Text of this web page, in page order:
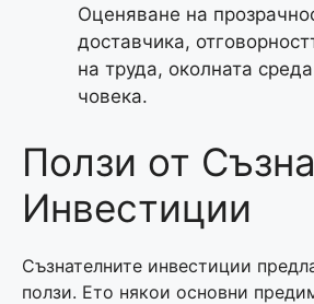
Оценяване на
доставчика,
на труда, околната
човека.
Ползи от
Инвестиции
Съзнателните инвестиции
ползи. Ето някои основни